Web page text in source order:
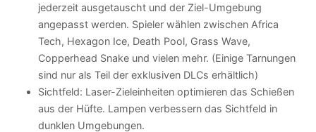
jederzeit ausgetauscht und der Ziel-Umgebung
angepasst werden. Spieler wählen zwischen Africa
Tech, Hexagon Ice, Death Pool, Grass Wave,
Copperhead Snake und vielen mehr. (Einige Tarnungen
sind nur als Teil der exklusiven DLCs erhältlich)
Sichtfeld: Laser-Zieleinheiten optimieren das Schießen
aus der Hüfte. Lampen verbessern das Sichtfeld in
dunklen Umgebungen.